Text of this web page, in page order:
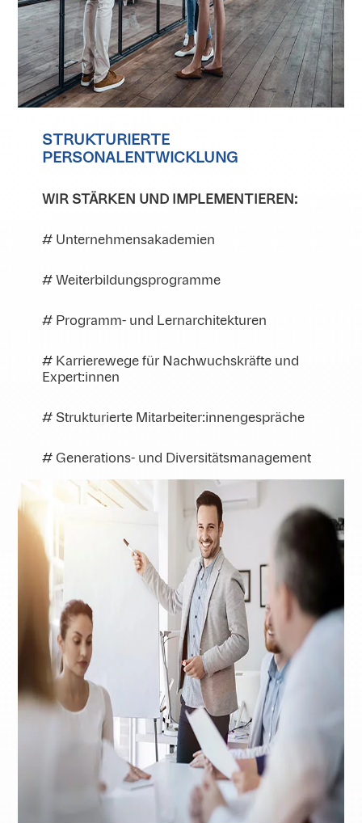
STRUKTURIERTE
PERSONALENTWICKLUNG
WIR STÄRKEN UND IMPLEMENTIEREN:
# Unternehmensakademien
# Weiterbildungsprogramme
# Programm- und Lernarchitekturen
# Karrierewege für Nachwuchskräfte und
Expert:innen
# Strukturierte Mitarbeiter:innengespräche
# Generations- und Diversitätsmanagement